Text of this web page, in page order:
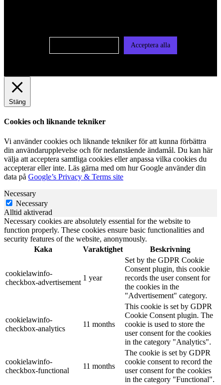
Acceptera alla
Stäng
Cookies och liknande tekniker
Vi använder cookies och liknande tekniker för att kunna förbättra
din användarupplevelse och för nedanstående ändamål. Du kan här
välja att acceptera samtliga cookies eller anpassa vilka cookies du
accepterar eller inte. Läs gärna med om hur Google använder din
data på Google’s Privacy & Terms site
Necessary
Necessary
Alltid aktiverad
Necessary cookies are absolutely essential for the website to
function properly. These cookies ensure basic functionalities and
security features of the website, anonymously.
Kaka
Varaktighet Beskrivning
cookielawinfo-
checkbox-advertisement
1 year
Set by the GDPR Cookie
Consent plugin, this cookie
records the user consent for
the cookies in the
"Advertisement" category.
cookielawinfo-
checkbox-analytics
11 months
This cookie is set by GDPR
Cookie Consent plugin. The
cookie is used to store the
user consent for the cookies
in the category "Analytics".
cookielawinfo-
checkbox-functional
11 months
The cookie is set by GDPR
cookie consent to record the
user consent for the cookies
in the category "Functional".